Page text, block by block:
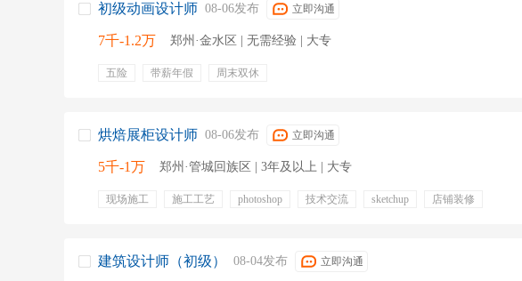
初级动画设计师 08-06发布 立即沟通
7千-1.2万 郑州·金水区 | 无需经验 | 大专
五险 带薪年假 周末双休
烘焙展柜设计师 08-06发布 立即沟通
5千-1万 郑州·管城回族区 | 3年及以上 | 大专
现场施工 施工工艺 photoshop 技术交流 sketchup
店铺装修
建筑设计师（初级） 08-04发布 立即沟通